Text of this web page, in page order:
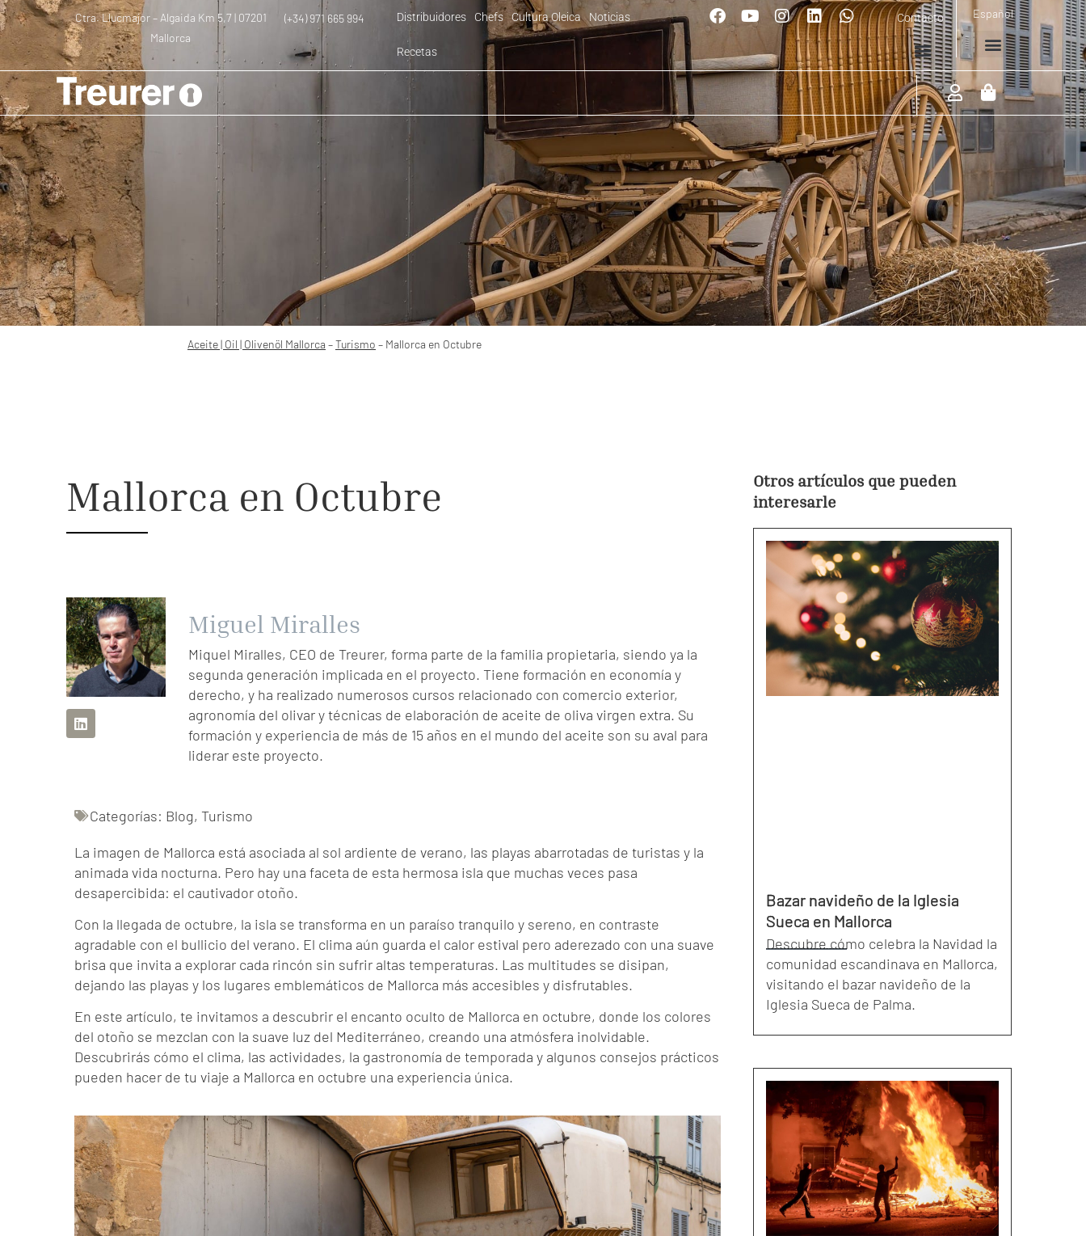
Ctra. Llucmajor – Algaida Km 5,7 | 07201
Mallorca
(+34) 971 665 994 Distribuidores Chefs Cultura Oleica Noticias
Recetas
Contacto Español
Aceite | Oil | Olivenöl Mallorca – –Mallorca en Octubre
Aceite | Oil | Olivenöl Mallorca –Turismo – Mallorca en Octubre
Mallorca en Octubre
Miguel Miralles
Miquel Miralles, CEO de Treurer, forma parte de la familia propietaria, siendo ya la
segunda generación implicada en el proyecto. Tiene formación en economía y
derecho, y ha realizado numerosos cursos relacionado con comercio exterior,
agronomía del olivar y técnicas de elaboración de aceite de oliva virgen extra. Su
formación y experiencia de más de 15 años en el mundo del aceite son su aval para
liderar este proyecto.
Categorías: Blog, Turismo
La imagen de Mallorca está asociada al sol ardiente de verano, las playas abarrotadas de turistas y la
animada vida nocturna. Pero hay una faceta de esta hermosa isla que muchas veces pasa
desapercibida: el cautivador otoño.
Con la llegada de octubre, la isla se transforma en un paraíso tranquilo y sereno, en contraste
agradable con el bullicio del verano. El clima aún guarda el calor estival pero aderezado con una suave
brisa que invita a explorar cada rincón sin sufrir altas temperaturas. Las multitudes se disipan,
dejando las playas y los lugares emblemáticos de Mallorca más accesibles y disfrutables.
En este artículo, te invitamos a descubrir el encanto oculto de Mallorca en octubre, donde los colores
del otoño se mezclan con la suave luz del Mediterráneo, creando una atmósfera inolvidable.
Descubrirás cómo el clima, las actividades, la gastronomía de temporada y algunos consejos prácticos
pueden hacer de tu viaje a Mallorca en octubre una experiencia única.
Otros artículos que pueden
interesarle
Bazar navideño de la Iglesia
Sueca en Mallorca
Descubre cómo celebra la Navidad la
comunidad escandinava en Mallorca,
visitando el bazar navideño de la
Iglesia Sueca de Palma.